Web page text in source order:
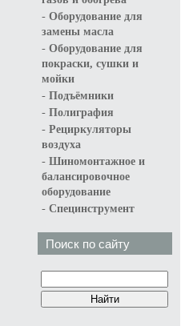
- Оборудование для
замены масла
- Оборудование для
покраски, сушки и
мойки
- Подъёмники
- Полиграфия
- Рециркуляторы
воздуха
- Шиномонтажное и
балансировочное
оборудование
- Специнструмент
Поиск по сайту